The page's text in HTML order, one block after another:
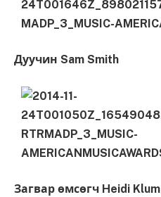
Дуучин Sam Smith
Загвар өмсөгч Heidi Klum